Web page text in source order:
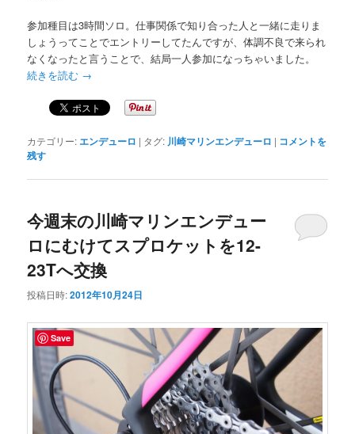
参加種目は3時間ソロ。仕事関係で知り合った人と一緒に走りま
しょうってことでエントリーしてたんですが、体調不良で来られ
なくなったと言うことで、結局一人参加になっちゃいました。
続きを読む →
カテゴリー: エンデューロ | タグ: 川崎マリンエンデューロ | コメントを
残す
今週末の川崎マリンエンデュー
ロにむけてスプロケットを12-
23Tへ交換
投稿日時:2012年10月24日
Save